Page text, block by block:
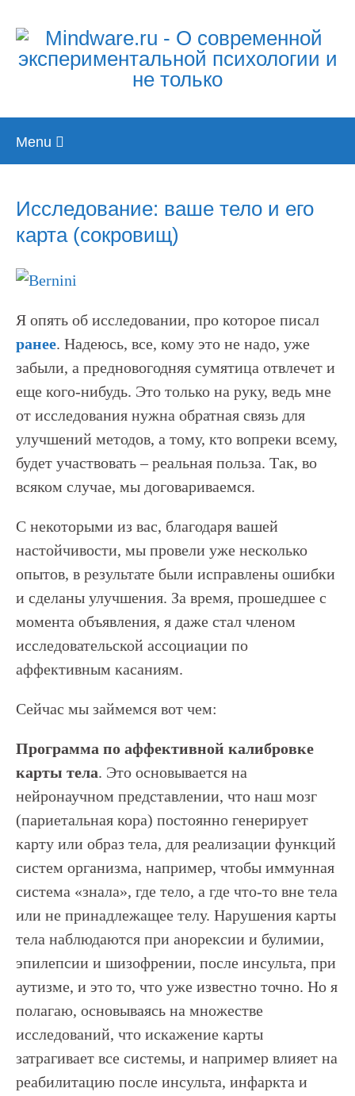
Menu
Исследование: ваше тело и его
карта (сокровищ)
Я опять об исследовании, про которое писал
ранее. Надеюсь, все, кому это не надо, уже
забыли, а предновогодняя сумятица отвлечет и
еще кого-нибудь. Это только на руку, ведь мне
от исследования нужна обратная связь для
улучшений методов, а тому, кто вопреки всему,
будет участвовать – реальная польза. Так, во
всяком случае, мы договариваемся.
С некоторыми из вас, благодаря вашей
настойчивости, мы провели уже несколько
опытов, в результате были исправлены ошибки
и сделаны улучшения. За время, прошедшее с
момента объявления, я даже стал членом
исследовательской ассоциации по
аффективным касаниям.
Сейчас мы займемся вот чем:
Программа по аффективной калибровке
карты тела. Это основывается на
нейронаучном представлении, что наш мозг
(париетальная кора) постоянно генерирует
карту или образ тела, для реализации функций
систем организма, например, чтобы иммунная
система «знала», где тело, а где что-то вне тела
или не принадлежащее телу. Нарушения карты
тела наблюдаются при анорексии и булимии,
эпилепсии и шизофрении, после инсульта, при
аутизме, и это то, что уже известно точно. Но я
полагаю, основываясь на множестве
исследований, что искажение карты
затрагивает все системы, и например влияет на
реабилитацию после инсульта, инфаркта и